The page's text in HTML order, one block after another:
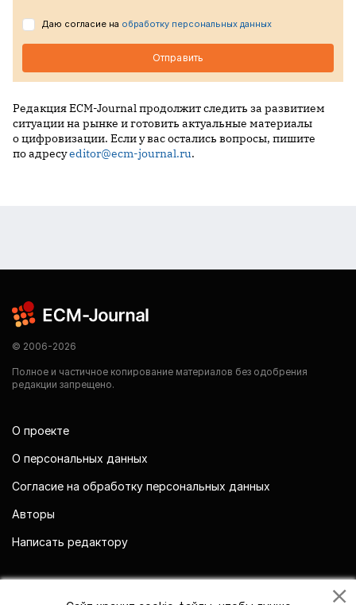
Даю согласие на обработку персональных данных
Отправить
Редакция ECM-Journal продолжит следить за развитием
ситуации на рынке и готовить актуальные материалы
о цифровизации. Если у вас остались вопросы, пишите
по адресуeditor@ecm-journal.ru.
© 2006-2026
Полное и частичное копирование материалов без одобрения
редакции запрещено.
О проекте
О персональных данных
Согласие на обработку персональных данных
Авторы
Написать редактору